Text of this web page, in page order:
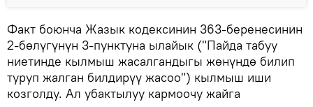
Факт боюнча Жазык кодексинин 363-беренесинин
2-бөлүгүнүн 3-пунктуна ылайык ("Пайда табуу
ниетинде кылмыш жасалгандыгы жөнүндө билип
туруп жалган билдирүү жасоо") кылмыш иши
козголду. Ал убактылуу кармоочу жайга